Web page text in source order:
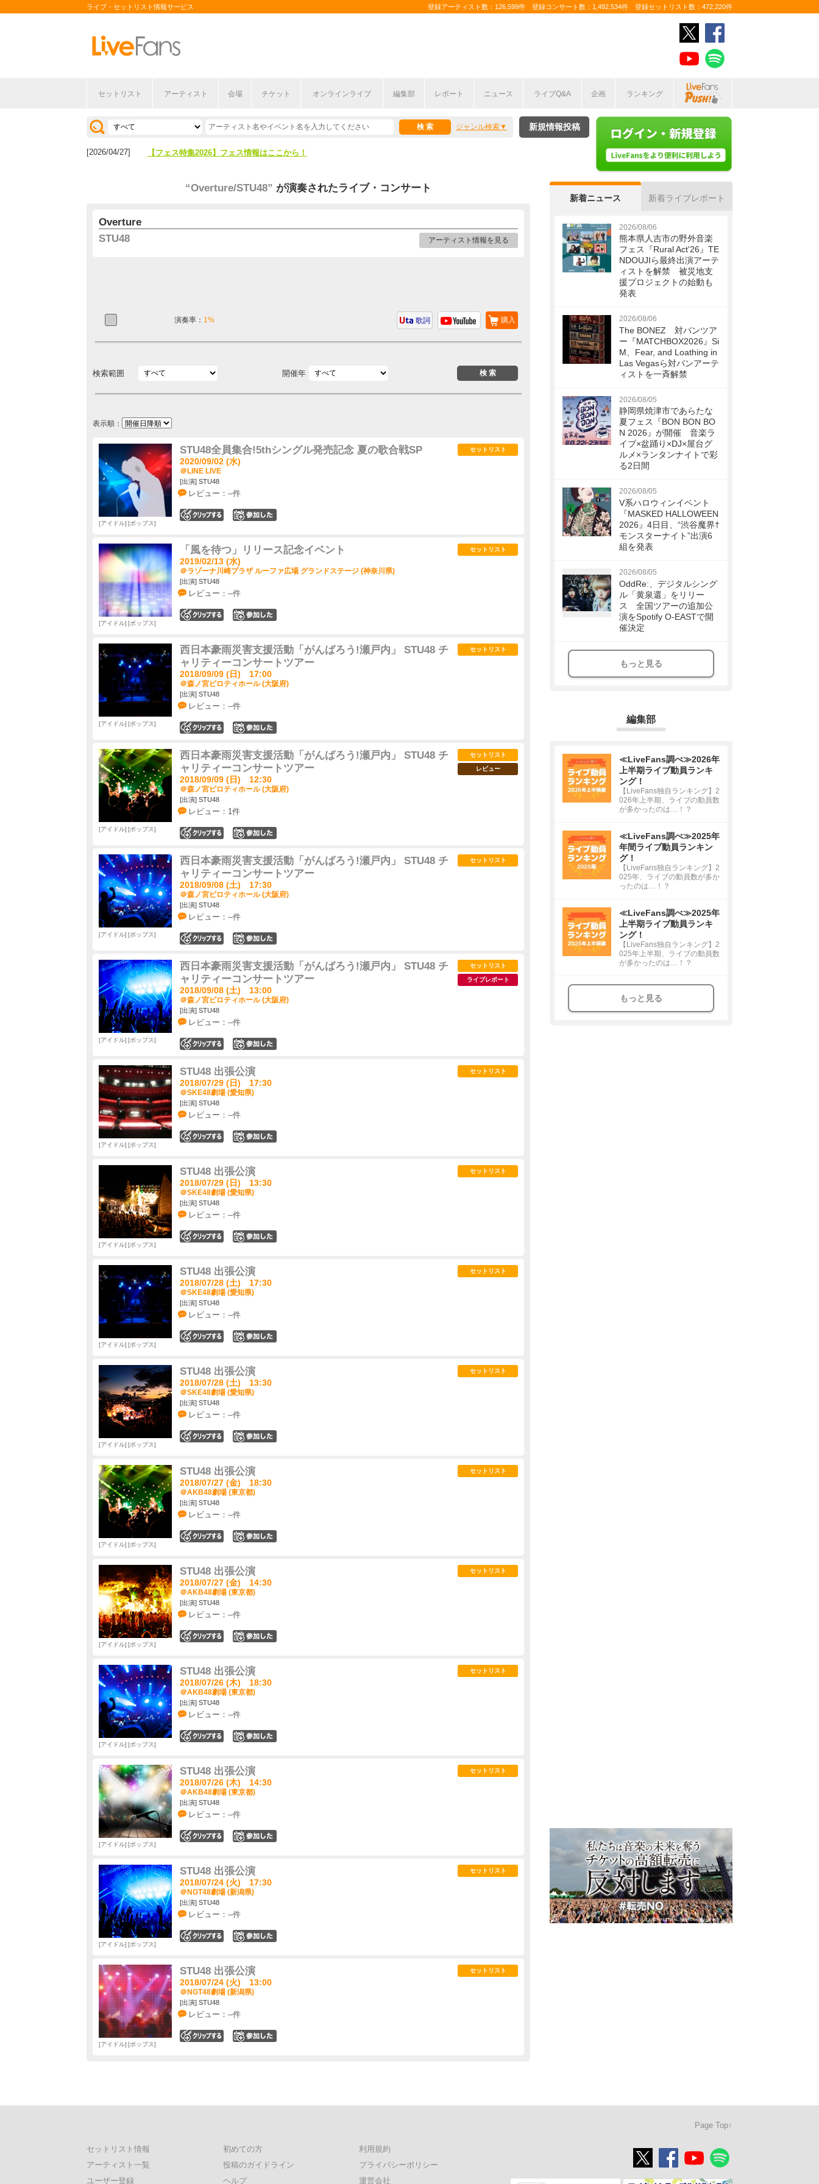
ライブ・セットリスト情報サービス 登録アーティスト数：126,599件 登録コンサート数：1,492,534件 登録セットリスト数：472,220件
セットリスト アーティスト 会場 チケット オンラインライブ 編集部 レポート ニュース ライブQ&A 企画 ランキング
ジャンル検索
[2026/07/28] 【ライブ動員ランキング】2026年上半期編発表！
[2026/04/27] 【フェス特集2026】フェス情報はここから！
新規情報投稿
“Overture/STU48” が演奏されたライブ・コンサート
Overture
STU48
アーティスト情報を見る
演奏率： 1% 購入
歌詞
検索範囲 開催年
表示順：
STU48全員集合!5thシングル発売記念 夏の歌合戦SP
2020/09/02 (水)
＠LINE LIVE
[出演] STU48
レビュー：--件
セットリスト
アイドル ポップス
「風を待つ」リリース記念イベント
2019/02/13 (水)
＠ラゾーナ川崎プラザ ルーファ広場 グランドステージ (神奈川県)
[出演] STU48
レビュー：--件
セットリスト
アイドル ポップス
西日本豪雨災害支援活動「がんばろう!瀬戸内」 STU48 チ
ャリティーコンサートツアー
2018/09/09 (日) 17:00
＠森ノ宮ピロティホール (大阪府)
[出演] STU48
レビュー：--件
セットリスト
アイドル ポップス
西日本豪雨災害支援活動「がんばろう!瀬戸内」 STU48 チ
ャリティーコンサートツアー
2018/09/09 (日) 12:30
＠森ノ宮ピロティホール (大阪府)
[出演] STU48
レビュー：1件
セットリスト
レビュー
アイドル ポップス
西日本豪雨災害支援活動「がんばろう!瀬戸内」 STU48 チ
ャリティーコンサートツアー
2018/09/08 (土) 17:30
＠森ノ宮ピロティホール (大阪府)
[出演] STU48
レビュー：--件
セットリスト
アイドル ポップス
西日本豪雨災害支援活動「がんばろう!瀬戸内」 STU48 チ
ャリティーコンサートツアー
2018/09/08 (土) 13:00
＠森ノ宮ピロティホール (大阪府)
[出演] STU48
レビュー：--件
セットリスト
ライブレポート
アイドル ポップス
STU48 出張公演
2018/07/29 (日) 17:30
＠SKE48劇場 (愛知県)
[出演] STU48
レビュー：--件
セットリスト
アイドル ポップス
STU48 出張公演
2018/07/29 (日) 13:30
＠SKE48劇場 (愛知県)
[出演] STU48
レビュー：--件
セットリスト
アイドル ポップス
STU48 出張公演
2018/07/28 (土) 17:30
＠SKE48劇場 (愛知県)
[出演] STU48
レビュー：--件
セットリスト
アイドル ポップス
STU48 出張公演
2018/07/28 (土) 13:30
＠SKE48劇場 (愛知県)
[出演] STU48
レビュー：--件
セットリスト
アイドル ポップス
STU48 出張公演
2018/07/27 (金) 18:30
＠AKB48劇場 (東京都)
[出演] STU48
レビュー：--件
セットリスト
アイドル ポップス
STU48 出張公演
2018/07/27 (金) 14:30
＠AKB48劇場 (東京都)
[出演] STU48
レビュー：--件
セットリスト
アイドル ポップス
STU48 出張公演
2018/07/26 (木) 18:30
＠AKB48劇場 (東京都)
[出演] STU48
レビュー：--件
セットリスト
アイドル ポップス
STU48 出張公演
2018/07/26 (木) 14:30
＠AKB48劇場 (東京都)
[出演] STU48
レビュー：--件
セットリスト
アイドル ポップス
STU48 出張公演
2018/07/24 (火) 17:30
＠NGT48劇場 (新潟県)
[出演] STU48
レビュー：--件
セットリスト
アイドル ポップス
STU48 出張公演
2018/07/24 (火) 13:00
＠NGT48劇場 (新潟県)
[出演] STU48
レビュー：--件
セットリスト
アイドル ポップス
新着ニュース 新着ライブレポート
2026/08/06
熊本県人吉市の野外音楽
フェス『Rural Act'26』TE
NDOUJIら最終出演アーテ
ィストを解禁 被災地支
援プロジェクトの始動も
発表
2026/08/06
The BONEZ 対バンツア
ー『MATCHBOX2026』Si
M、Fear, and Loathing in
Las Vegasら対バンアーテ
ィストを一斉解禁
2026/08/05
静岡県焼津市であらたな
夏フェス『BON BON BO
N 2026』が開催 音楽ラ
イブ×盆踊り×DJ×屋台グ
ルメ×ランタンナイトで彩
る2日間
2026/08/05
V系ハロウィンイベント
『MASKED HALLOWEEN
2026』4日目、“渋谷魔界†
モンスターナイト”出演6
組を発表
2026/08/05
OddRe:、デジタルシング
ル「黄泉還」をリリー
ス 全国ツアーの追加公
演をSpotify O-EASTで開
催決定
もっと見る
編集部
≪LiveFans調べ≫2026年
上半期ライブ動員ランキ
ング！
【LiveFans独自ランキング】2
026年上半期、ライブの動員数
が多かったのは…！？
≪LiveFans調べ≫2025年
年間ライブ動員ランキン
グ！
【LiveFans独自ランキング】2
025年、ライブの動員数が多か
ったのは…！？
≪LiveFans調べ≫2025年
上半期ライブ動員ランキ
ング！
【LiveFans独自ランキング】2
025年上半期、ライブの動員数
が多かったのは…！？
もっと見る
Page Top↑
セットリスト情報
アーティスト一覧
ユーザー登録
初めての方
投稿のガイドライン
ヘルプ
利用規約
プライバシーポリシー
運営会社